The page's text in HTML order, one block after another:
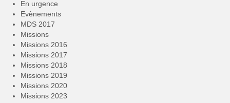
En urgence
Evènements
MDS 2017
Missions
Missions 2016
Missions 2017
Missions 2018
Missions 2019
Missions 2020
Missions 2023